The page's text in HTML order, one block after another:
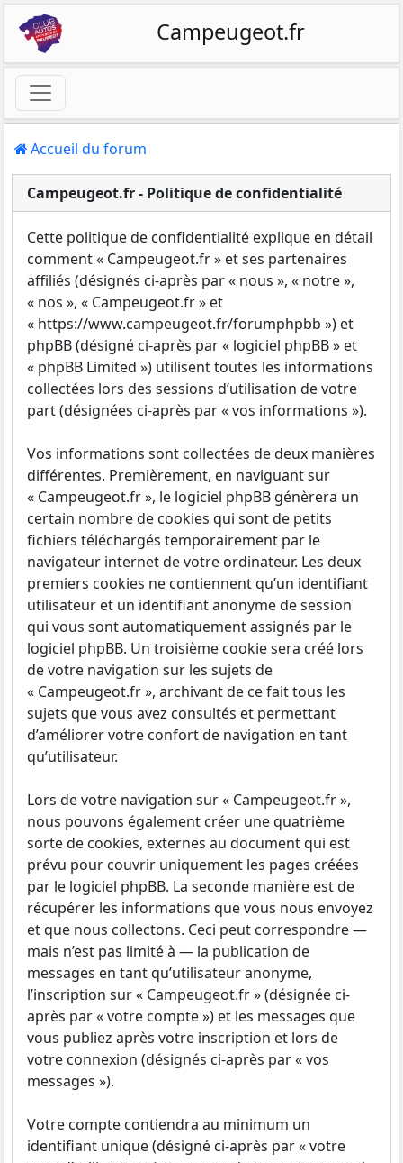
Campeugeot.fr
Accueil du forum
Campeugeot.fr - Politique de confidentialité
Cette politique de confidentialité explique en détail
comment « Campeugeot.fr » et ses partenaires
affiliés (désignés ci-après par « nous », « notre »,
« nos », « Campeugeot.fr » et
« https://www.campeugeot.fr/forumphpbb ») et
phpBB (désigné ci-après par « logiciel phpBB » et
« phpBB Limited ») utilisent toutes les informations
collectées lors des sessions d’utilisation de votre
part (désignées ci-après par « vos informations »).
Vos informations sont collectées de deux manières
différentes. Premièrement, en naviguant sur
« Campeugeot.fr », le logiciel phpBB génèrera un
certain nombre de cookies qui sont de petits
fichiers téléchargés temporairement par le
navigateur internet de votre ordinateur. Les deux
premiers cookies ne contiennent qu’un identifiant
utilisateur et un identifiant anonyme de session
qui vous sont automatiquement assignés par le
logiciel phpBB. Un troisième cookie sera créé lors
de votre navigation sur les sujets de
« Campeugeot.fr », archivant de ce fait tous les
sujets que vous avez consultés et permettant
d’améliorer votre confort de navigation en tant
qu’utilisateur.
Lors de votre navigation sur « Campeugeot.fr »,
nous pouvons également créer une quatrième
sorte de cookies, externes au document qui est
prévu pour couvrir uniquement les pages créées
par le logiciel phpBB. La seconde manière est de
récupérer les informations que vous nous envoyez
et que nous collectons. Ceci peut correspondre —
mais n’est pas limité à — la publication de
messages en tant qu’utilisateur anonyme,
l’inscription sur « Campeugeot.fr » (désignée ci-
après par « votre compte ») et les messages que
vous publiez après votre inscription et lors de
votre connexion (désignés ci-après par « vos
messages »).
Votre compte contiendra au minimum un
identifiant unique (désigné ci-après par « votre